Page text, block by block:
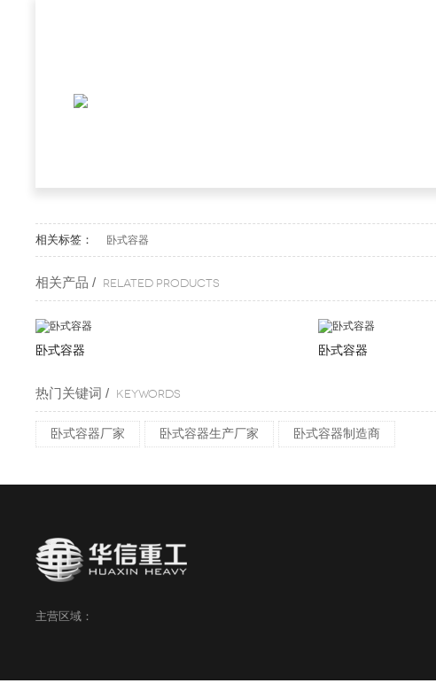
相关标签： 卧式容器
相关产品 / Related products
卧式容器 卧式容器
热门关键词 / KEYWORDS
卧式容器厂家 卧式容器生产厂家 卧式容器制造商
主营区域：